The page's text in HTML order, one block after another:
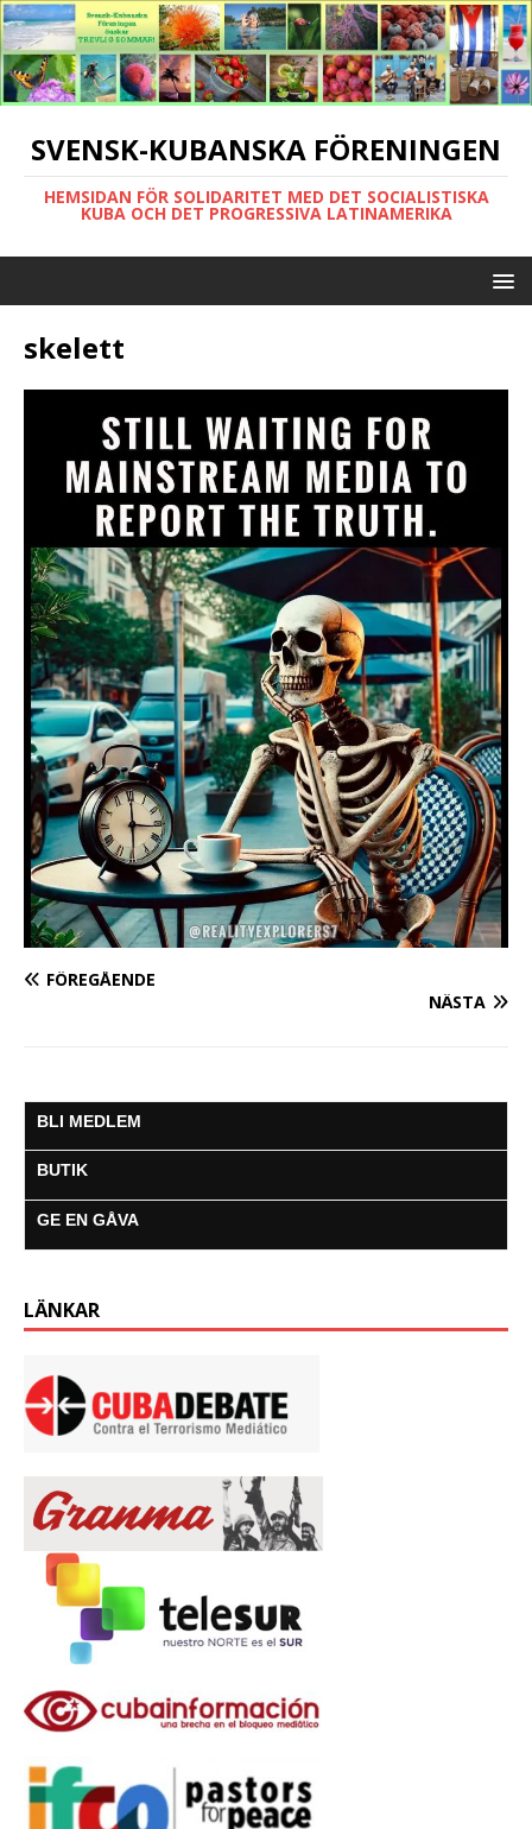
SVENSK-KUBANSKA FÖRENINGEN
HEMSIDAN FÖR SOLIDARITET MED DET SOCIALISTISKA
KUBA OCH DET PROGRESSIVA LATINAMERIKA
skelett
FÖREGÅENDE
NÄSTA
BLI MEDLEM
BUTIK
GE EN GÅVA
LÄNKAR